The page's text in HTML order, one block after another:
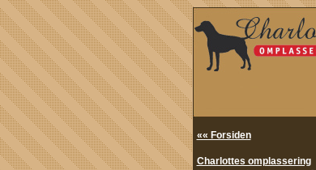
«« Forsiden
Charlottes omplassering